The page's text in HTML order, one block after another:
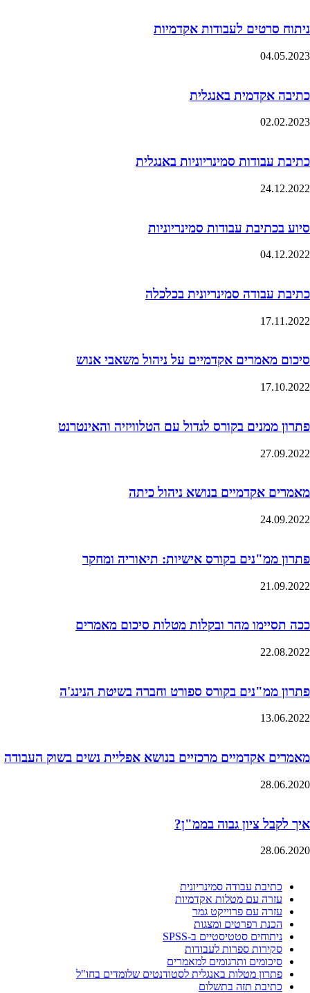
ניתוח סרטים לעבודות אקדמיות
04.05.2023
כתיבה אקדמית באנגלית
02.02.2023
כתיבת עבודות סמינריוניות באנגלית
24.12.2022
סיוע בכתיבת עבודות סמינריוניות
04.12.2022
כתיבת עבודה סמינריונית בכלכלה
17.11.2022
סיכום מאמרים אקדמיים על ניהול משאבי אנוש
17.10.2022
פתרון ממנים בקורס לגדול עם הטלוויזיה והאינטרנט
27.09.2022
מאמרים אקדמיים בנושא ניהול כיתה
24.09.2022
פתרון ממ"נים בקורס אישיות: תיאוריה ומחקר
21.09.2022
ככה תסיימו מהר ובקלות מטלות סיכום מאמרים
22.08.2022
פתרון ממ"נים בקורס ספורט וחברה בשיטת הנינג'ה
13.06.2022
מאמרים אקדמיים מרכזיים בנושא אפליית נשים בשוק העבודה
28.06.2020
איך לקבל ציון גבוה בממ"ן?
28.06.2020
כתיבת עבודה סמינריונית
עזרה עם מטלות אקדמיות
עזרה עם פרוייקט גמר
הכנת רפרטים ומצגות
ניתוחים סטטיסטיים ב-SPSS
סקירות ספרות לעבודות
סיכומים ותרגומים למאמרים
פתרון מטלות באנגלית לסטודנטים שלומדים בחו"ל
כתיבת תזה בתשלום